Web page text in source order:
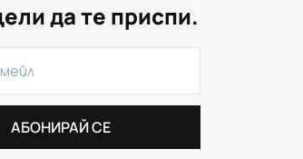
да те приспи.
АБОНИРАЙ СЕ